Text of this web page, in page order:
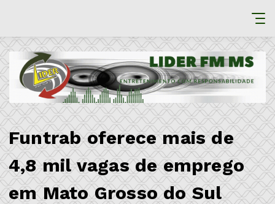
Funtrab oferece mais de
4,8 mil vagas de emprego
em Mato Grosso do Sul